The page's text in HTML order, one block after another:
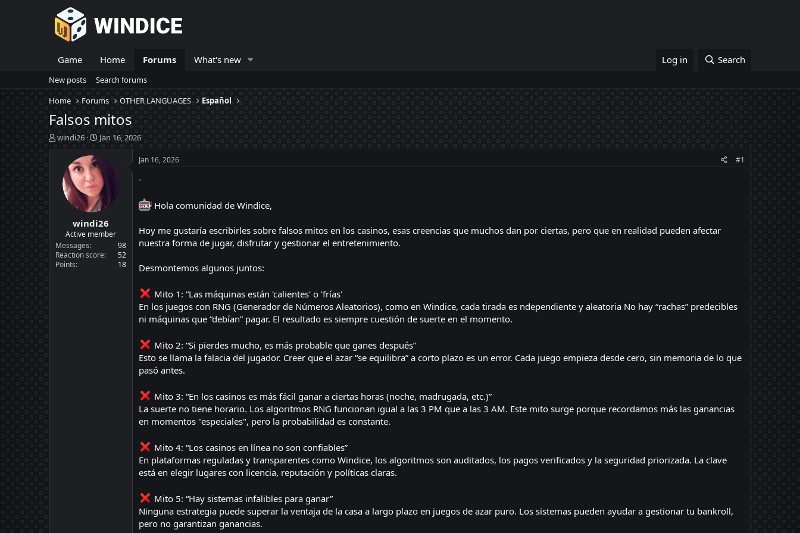
Game Home Forums What's new Log in Search
New posts
Search forums
Home
Forums OTHER LANGUAGES Español
Falsos mitos
T
h
t
e
r
windi26
S
t
a
r
t
d
a
t
e
Jan 16, 2026
windi26
Active member
Messages
98
Reaction score
52
Points
18
Jan 16, 2026 #1
-
Hola comunidad de Windice,
Hoy me gustaría escribirles sobre falsos mitos en los casinos, esas creencias que muchos dan por ciertas, pero que en realidad pueden afectar
nuestra forma de jugar, disfrutar y gestionar el entretenimiento.
Desmontemos algunos juntos:
Mito 1: “Las máquinas están 'calientes' o 'frías'
En los juegos con RNG (Generador de Números Aleatorios), como en Windice, cada tirada es ndependiente y aleatoria No hay “rachas” predecibles
ni máquinas que “debían” pagar. El resultado es siempre cuestión de suerte en el momento.
Mito 2: “Si pierdes mucho, es más probable que ganes después”
Esto se llama la falacia del jugador. Creer que el azar “se equilibra” a corto plazo es un error. Cada juego empieza desde cero, sin memoria de lo que
pasó antes.
Mito 3: “En los casinos es más fácil ganar a ciertas horas (noche, madrugada, etc.)”
La suerte no tiene horario. Los algoritmos RNG funcionan igual a las 3 PM que a las 3 AM. Este mito surge porque recordamos más las ganancias
en momentos "especiales", pero la probabilidad es constante.
Mito 4: “Los casinos en línea no son confiables”
En plataformas reguladas y transparentes como Windice, los algoritmos son auditados, los pagos verificados y la seguridad priorizada. La clave
está en elegir lugares con licencia, reputación y políticas claras.
Mito 5: “Hay sistemas infalibles para ganar”
Ninguna estrategia puede superar la ventaja de la casa a largo plazo en juegos de azar puro. Los sistemas pueden ayudar a gestionar tu bankroll,
pero no garantizan ganancias.